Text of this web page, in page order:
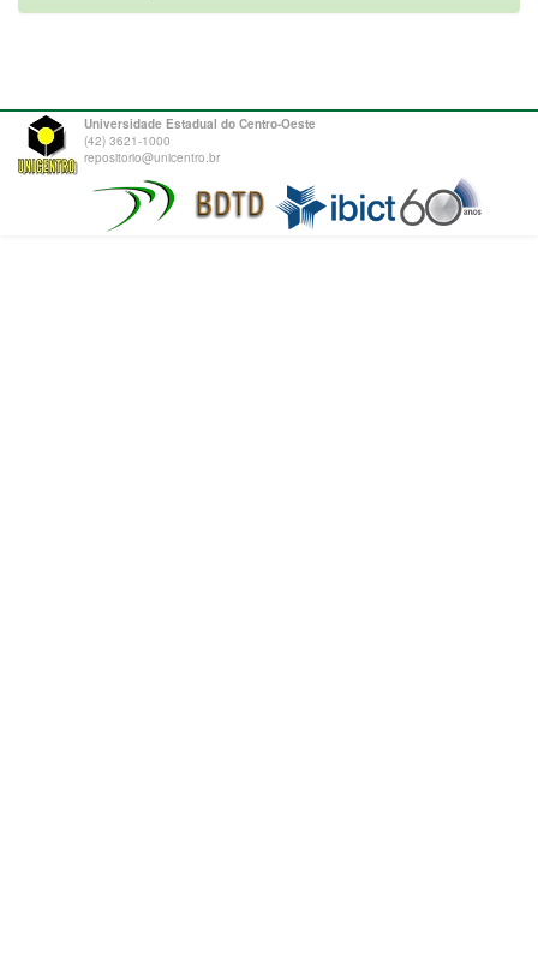
Universidade Estadual do Centro-Oeste
(42) 3621-1000
repositorio@unicentro.br